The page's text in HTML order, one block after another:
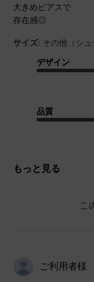
大きめピアスで
存在感◎
サイズ: その他（シュ
デザイン
品質
もっと見る
こ
ご利用者様